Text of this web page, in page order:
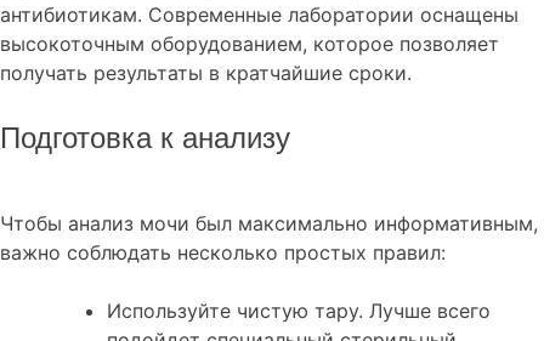
антибиотикам. Современные лаборатории оснащены
высокоточным оборудованием, которое позволяет
получать результаты в кратчайшие сроки.
Подготовка к анализу
Чтобы анализ мочи был максимально информативным,
важно соблюдать несколько простых правил:
Используйте чистую тару. Лучше всего